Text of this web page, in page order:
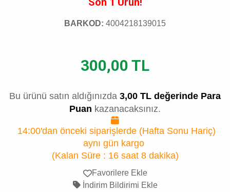
BARKOD: 4004218139015
300,00 TL
Bu ürünü satın aldığınızda 3,00 TL değerinde Para
Puan kazanacaksınız.
14:00'dan önceki siparişlerde (Hafta Sonu Hariç)
aynı gün kargo
(Kalan Süre : 16 saat 8 dakika)
Favorilere Ekle
İndirim Bildirimi Ekle